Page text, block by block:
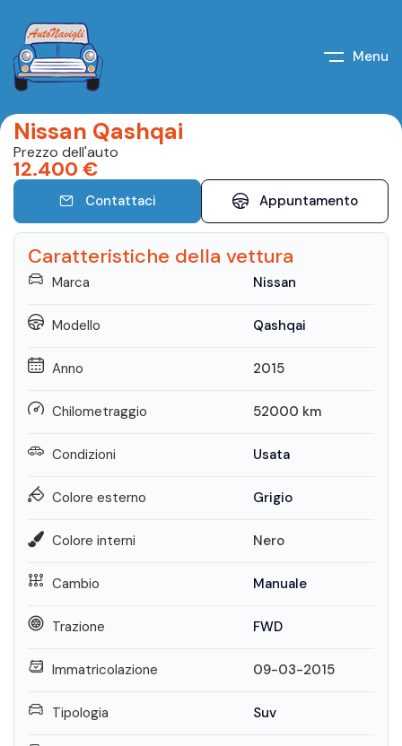
Menu
Nissan Qashqai
Prezzo dell'auto
12.400 €
Contattaci Appuntamento
Caratteristiche della vettura
Marca Nissan
Modello Qashqai
Anno 2015
Chilometraggio 52000 km
Condizioni Usata
Colore esterno Grigio
Colore interni Nero
Cambio Manuale
Trazione FWD
Immatricolazione 09-03-2015
Tipologia Suv